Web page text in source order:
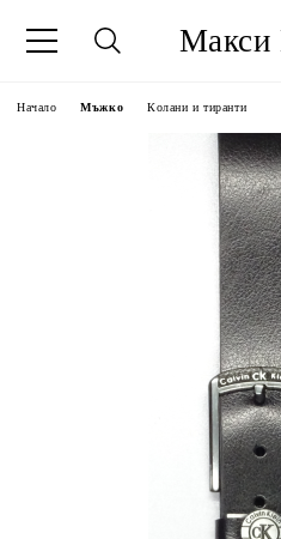
Макси
Начало Мъжко Колани и тиранти